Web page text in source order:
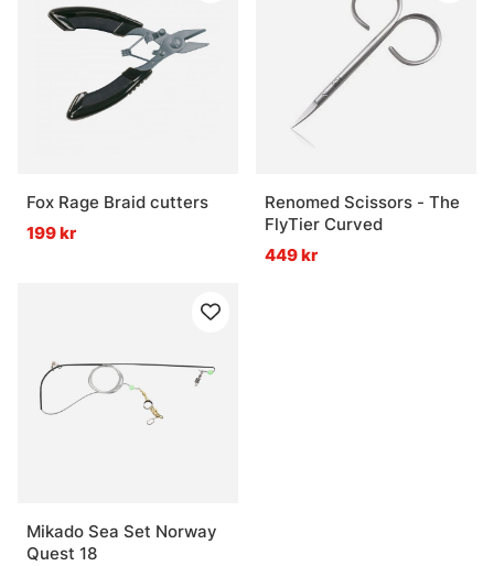
Fox Rage Braid cutters
199 kr
Renomed Scissors - The
FlyTier Curved
449 kr
Mikado Sea Set Norway
Quest 18